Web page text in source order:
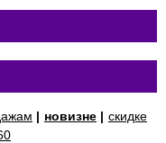
| новизне | скидке